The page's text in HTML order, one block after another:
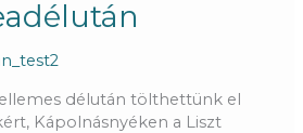
délután tölthettünk el
Kápolnásnyéken a Liszt